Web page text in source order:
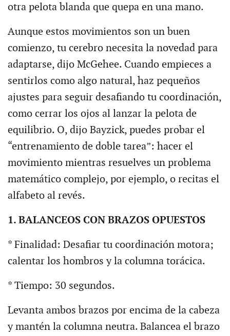
otra pelota blanda que quepa en una mano.
Aunque estos movimientos son un buen
comienzo, tu cerebro necesita la novedad para
adaptarse, dijo McGehee. Cuando empieces a
sentirlos como algo natural, haz pequeños
ajustes para seguir desafiando tu coordinación,
como cerrar los ojos al lanzar la pelota de
equilibrio. O, dijo Bayzick, puedes probar el
“entrenamiento de doble tarea”: hacer el
movimiento mientras resuelves un problema
matemático complejo, por ejemplo, o recitas el
alfabeto al revés.
1. BALANCEOS CON BRAZOS OPUESTOS
* Finalidad: Desafiar tu coordinación motora;
calentar los hombros y la columna torácica.
* Tiempo: 30 segundos.
Levanta ambos brazos por encima de la cabeza
y mantén la columna neutra. Balancea el brazo